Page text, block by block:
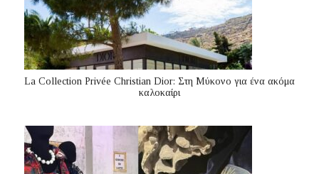
La Collection Privée Christian Dior: Στη Μύκονο για ένα ακόμα
καλοκαίρι